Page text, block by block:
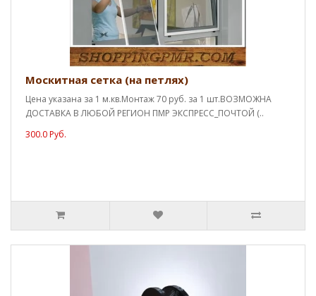
Москитная сетка (на петлях)
Цена указана за 1 м.кв.Монтаж 70 руб. за 1 шт.ВОЗМОЖНА
ДОСТАВКА В ЛЮБОЙ РЕГИОН ПМР ЭКСПРЕСС_ПОЧТОЙ (..
300.0 Руб.